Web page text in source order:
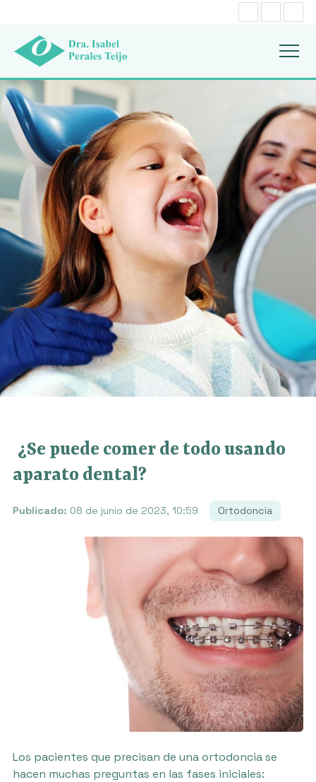
¿Se puede comer de todo usando
aparato dental?
Publicado: 08 de junio de 2023, 10:59 Ortodoncia
Los pacientes que precisan de una ortodoncia se
hacen muchas preguntas en las fases iniciales: